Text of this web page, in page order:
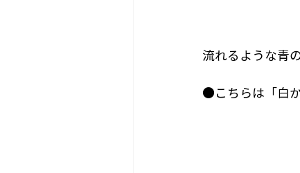
流れるような青
●こちらは「白